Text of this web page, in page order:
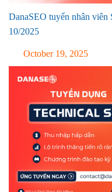
DanaSEO tuyển nhân
10/2025
October 19, 2025